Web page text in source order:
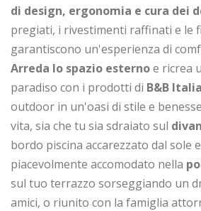
di design, ergonomia e cura dei
pregiati, i rivestimenti raffinati e le
garantiscono un'esperienza di
Arreda lo spazio esternoe ricrea
paradiso con i prodotti di B&B Italia
outdoor in un'oasi di stile e
vita, sia che tu sia sdraiato sul
bordo piscina accarezzato dal sole
piacevolmente accomodato nella
sul tuo terrazzo sorseggiando un
amici, o riunito con la famiglia